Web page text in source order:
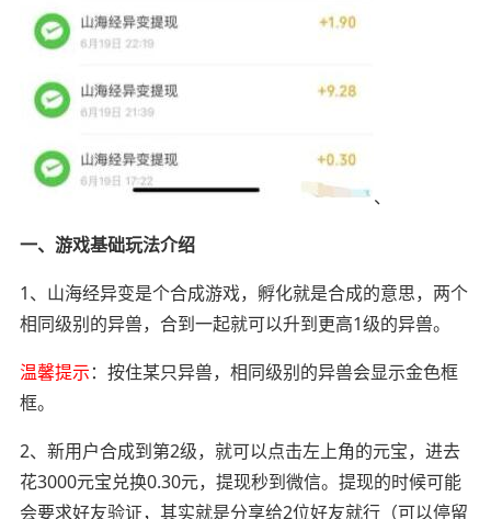
、
一、游戏基础玩法介绍
1、山海经异变是个合成游戏，孵化就是合成的意思，两个
相同级别的异兽，合到一起就可以升到更高1级的异兽。
温馨提示：按住某只异兽，相同级别的异兽会显示金色框
框。
2、新用户合成到第2级，就可以点击左上角的元宝，进去
花3000元宝兑换0.30元，提现秒到微信。提现的时候可能
会要求好友验证，其实就是分享给2位好友就行（可以停留